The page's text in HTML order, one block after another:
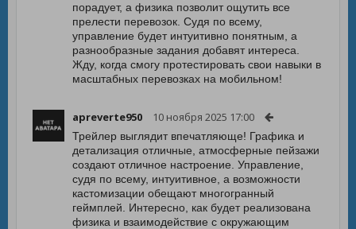
порадует, а физика позволит ощутить все
прелести перевозок. Судя по всему,
управление будет интуитивно понятным, а
разнообразные задания добавят интереса.
Жду, когда смогу протестировать свои навыки в
масштабных перевозках на мобильном!
apreverte950 10 ноября 2025 17:00
Трейлер выглядит впечатляюще! Графика и
детализация отличные, атмосферные пейзажи
создают отличное настроение. Управление,
судя по всему, интуитивное, а возможности
кастомизации обещают многогранный
геймплей. Интересно, как будет реализована
физика и взаимодействие с окружающим